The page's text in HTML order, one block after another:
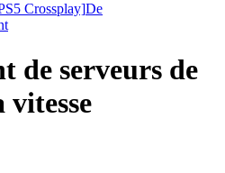
Crossplay]De
de serveurs de
vitesse